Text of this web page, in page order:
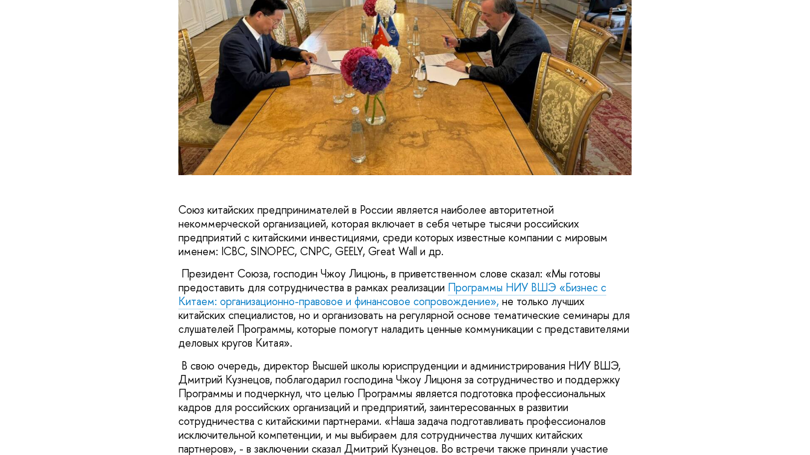
Союз китайских предпринимателей в России является наиболее авторитетной
некоммерческой организацией, которая включает в себя четыре тысячи российских
предприятий с китайскими инвестициями, среди которых известные компании с мировым
именем: ICBC, SINOPEC, CNPC, GEELY, Great Wall и др.
Президент Союза, господин Чжоу Лицюнь, в приветственном слове сказал: «Мы готовы
предоставить для сотрудничества в рамках реализации Программы НИУ ВШЭ «Бизнес с
Китаем: организационно-правовое и финансовое сопровождение», не только лучших
китайских специалистов, но и организовать на регулярной основе тематические семинары для
слушателей Программы, которые помогут наладить ценные коммуникации с представителями
деловых кругов Китая».
В свою очередь, директор Высшей школы юриспруденции и администрирования НИУ ВШЭ,
Дмитрий Кузнецов, поблагодарил господина Чжоу Лицюня за сотрудничество и поддержку
Программы и подчеркнул, что целью Программы является подготовка профессиональных
кадров для российских организаций и предприятий, заинтересованных в развитии
сотрудничества с китайскими партнерами. «Наша задача подготавливать профессионалов
исключительной компетенции, и мы выбираем для сотрудничества лучших китайских
партнеров», - в заключении сказал Дмитрий Кузнецов. Во встречи также приняли участие